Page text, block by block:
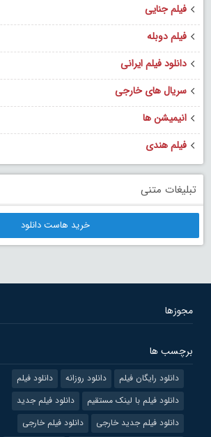
فیلم جنایی
فیلم دوبله
دانلود فیلم ایرانی
سریال های خارجی
انیمیشن ها
فیلم هندی
تبلیغات متنی
خرید هاست دانلود
مجوزها
برچسب ها
دانلود رایگان فیلم دانلود روزانه
دانلود فیلم
دانلود فیلم با لینک مستقیم
دانلود فیلم جدید
دانلود فیلم جدید خارجی
دانلود فیلم خارجی